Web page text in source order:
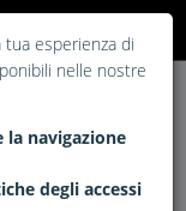
esperienza di
nelle nostre
navigazione
degli accessi